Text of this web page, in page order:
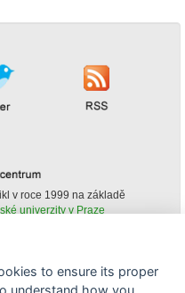
v roce 1999 na základě
univerzity v Praze
AGRIS je možné
uvedení zdroje v podobě
to ensure its proper
understand how you